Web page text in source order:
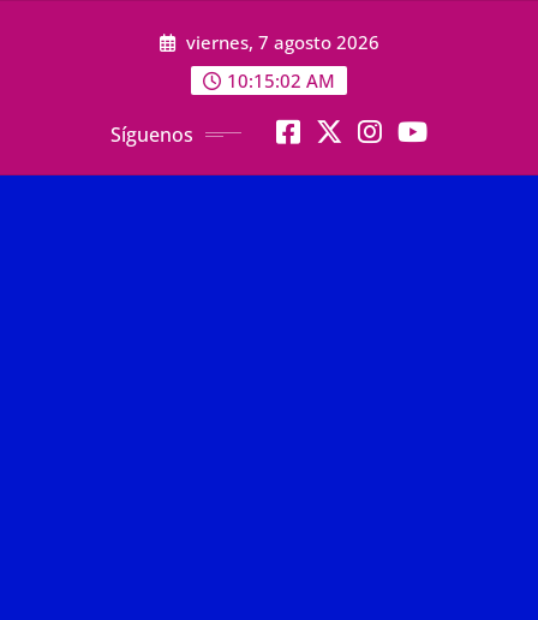
viernes, 7 agosto 2026
10:15:03 AM
Síguenos